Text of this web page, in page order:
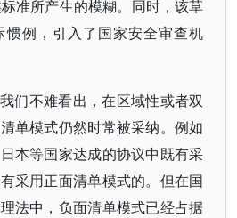
准所产生的模糊。同时，该草
例，引入了国家安全审查机
们不难看出，在区域性或者双
单模式仍然时常被采纳。例如
本等国家达成的协议中既有采
采用正面清单模式的。但在国
法中，负面清单模式已经占据